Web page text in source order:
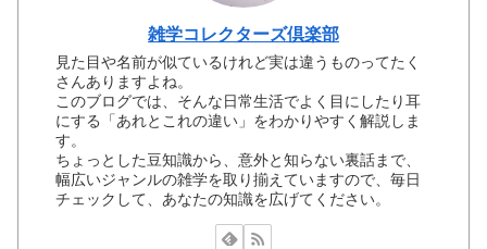
雑学コレクターズ倶楽部
見た目や名前が似ているけれど実は違うものってたく
さんありますよね。
このブログでは、そんな日常生活でよく目にしたり耳
にする「あれとこれの違い」をわかりやすく解説しま
す。
ちょっとした豆知識から、意外と知らない裏話まで、
幅広いジャンルの雑学を取り揃えていますので、毎日
チェックして、あなたの知識を広げてください。